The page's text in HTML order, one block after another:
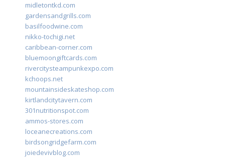
midletontkd.com
gardensandgrills.com
basilfoodwine.com
nikko-tochigi.net
caribbean-corner.com
bluemoongiftcards.com
rivercitysteampunkexpo.com
kchoops.net
mountainsideskateshop.com
kirtlandcitytavern.com
301nutritionspot.com
ammos-stores.com
loceanecreations.com
birdsongridgefarm.com
joiedevivblog.com